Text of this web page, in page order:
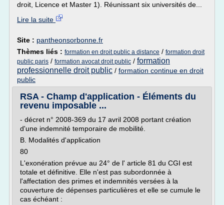
droit, Licence et Master 1). Réunissant six universités de...
Lire la suite
Site : pantheonsorbonne.fr
Thèmes liés : formation en droit public a distance / formation droit
public paris / formation avocat droit public / formation
professionnelle droit public / formation continue en droit
public
RSA - Champ d'application - Éléments du
revenu imposable ...
- décret n° 2008-369 du 17 avril 2008 portant création
d'une indemnité temporaire de mobilité.
B. Modalités d'application
80
L'exonération prévue au 24° de l' article 81 du CGI est
totale et définitive. Elle n'est pas subordonnée à
l'affectation des primes et indemnités versées à la
couverture de dépenses particulières et elle se cumule le
cas échéant :